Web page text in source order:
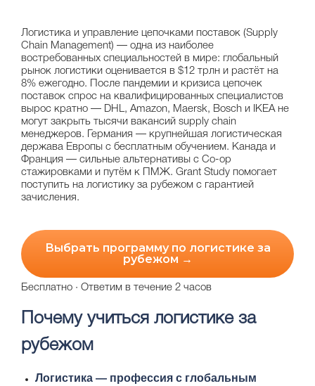
Логистика и управление цепочками поставок (Supply
Chain Management) — одна из наиболее
востребованных специальностей в мире: глобальный
рынок логистики оценивается в $12 трлн и растёт на
8% ежегодно. После пандемии и кризиса цепочек
поставок спрос на квалифицированных специалистов
вырос кратно — DHL, Amazon, Maersk, Bosch и IKEA не
могут закрыть тысячи вакансий supply chain
менеджеров.
Германия — крупнейшая логистическая
держава Европы с бесплатным обучением. Канада и
Франция — сильные альтернативы с Co-op
стажировками и путём к ПМЖ. Grant Study помогает
поступить на логистику за рубежом с гарантией
зачисления.
Выбрать программу по логистике за
рубежом →
Бесплатно · Ответим в течение 2 часов
Почему учиться логистике за
рубежом
Логистика — профессия с глобальным